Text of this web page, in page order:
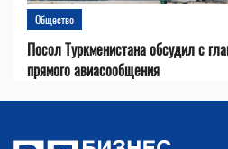
Общество
Посол Туркменистана обсудил с
прямого авиасообщения